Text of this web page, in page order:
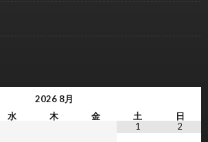
2026 8月
水 木 金 土
日
1
2